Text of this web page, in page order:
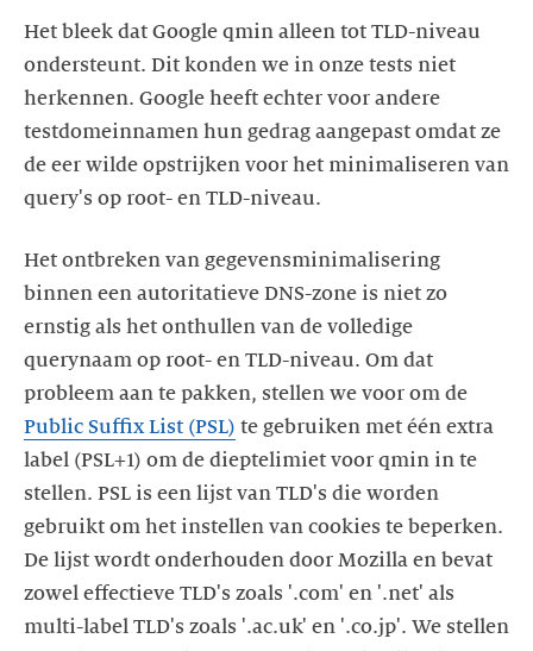
Het bleek dat Google qmin alleen tot TLD-niveau
ondersteunt. Dit konden we in onze tests niet
herkennen. Google heeft echter voor andere
testdomeinnamen hun gedrag aangepast omdat ze
de eer wilde opstrijken voor het minimaliseren van
query's op root- en TLD-niveau.
Het ontbreken van gegevensminimalisering
binnen een autoritatieve DNS-zone is niet zo
ernstig als het onthullen van de volledige
querynaam op root- en TLD-niveau. Om dat
probleem aan te pakken, stellen we voor om de
Public Suffix List (PSL) te gebruiken met één extra
label (PSL+1) om de dieptelimiet voor qmin in te
stellen. PSL is een lijst van TLD's die worden
gebruikt om het instellen van cookies te beperken.
De lijst wordt onderhouden door Mozilla en bevat
zowel effectieve TLD's zoals '.com' en '.net' als
multi-label TLD's zoals '.ac.uk' en '.co.jp'. We stellen